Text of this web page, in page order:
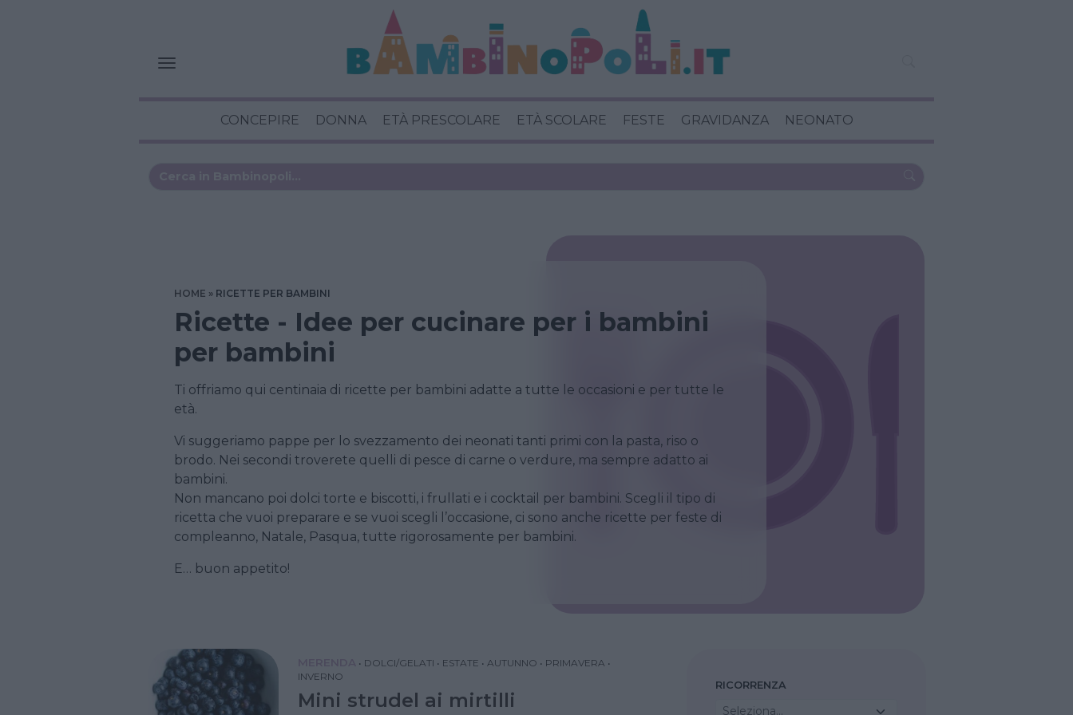
CONCEPIRE DONNA ETÀ PRESCOLARE ETÀ SCOLARE FESTE GRAVIDANZA NEONATO
HOME RICETTE PER BAMBINI
Ricette - Idee per cucinare per i bambini
per bambini
Ti offriamo qui centinaia di ricette per bambini adatte a tutte le occasioni e per tutte le
età.
Vi suggeriamo pappe per lo svezzamento dei neonati tanti primi con la pasta, riso o
brodo. Nei secondi troverete quelli di pesce di carne o verdure, ma sempre adatto ai
bambini.
Non mancano poi dolci torte e biscotti, i frullati e i cocktail per bambini. Scegli il tipo di
ricetta che vuoi preparare e se vuoi scegli l’occasione, ci sono anche ricette per feste di
compleanno, Natale, Pasqua, tutte rigorosamente per bambini.
E… buon appetito!
RICORRENZA
Seleziona...
• DOLCI/GELATI • ESTATE • AUTUNNO • PRIMAVERA •
INVERNO
Mini strudel ai mirtilli